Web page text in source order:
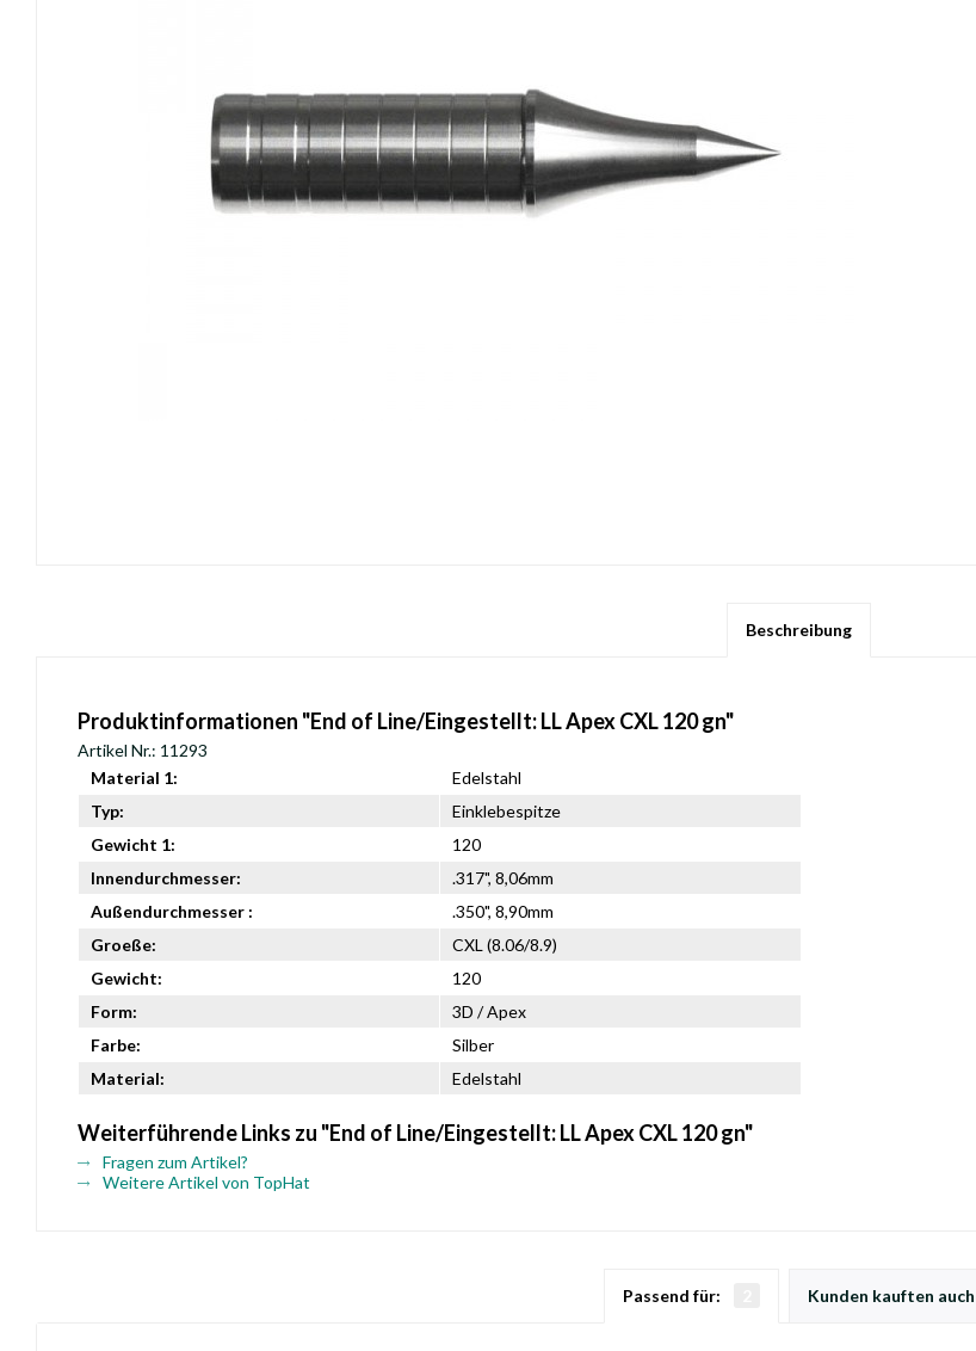
Beschreibung
Produktinformationen "End of Line/Eingestellt: LL Apex CXL 120 gn"
Artikel Nr.: 11293
Material 1:
Edelstahl
Typ:
Einklebespitze
Gewicht 1:
120
Innendurchmesser:
.317", 8,06mm
Außendurchmesser :
.350", 8,90mm
Groeße:
CXL (8.06/8.9)
Gewicht:
120
Form:
3D / Apex
Farbe:
Silber
Material:
Edelstahl
Weiterführende Links zu "End of Line/Eingestellt: LL Apex CXL 120 gn"
Fragen zum Artikel?
Weitere Artikel von TopHat
Passend für: Kunden kauften auch